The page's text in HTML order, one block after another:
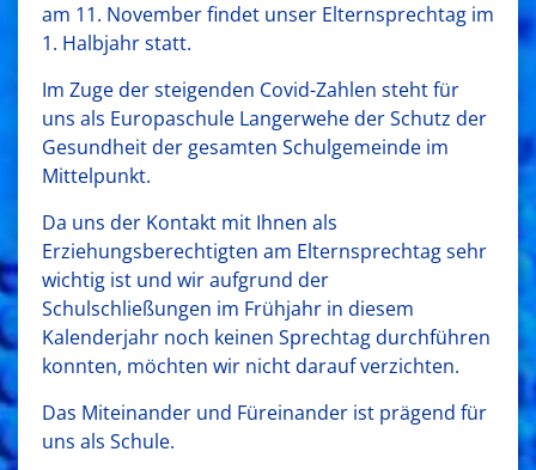
am 11. November findet unser Elternsprechtag im
1. Halbjahr statt.
Im Zuge der steigenden Covid-Zahlen steht für
uns als Europaschule Langerwehe der Schutz der
Gesundheit der gesamten Schulgemeinde im
Mittelpunkt.
Da uns der Kontakt mit Ihnen als
Erziehungsberechtigten am Elternsprechtag sehr
wichtig ist und wir aufgrund der
Schulschließungen im Frühjahr in diesem
Kalenderjahr noch keinen Sprechtag durchführen
konnten, möchten wir nicht darauf verzichten.
Das Miteinander und Füreinander ist prägend für
uns als Schule.